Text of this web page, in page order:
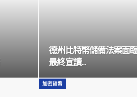
德州比特幣儲備法案面
最終宣讀…
加密貨幣